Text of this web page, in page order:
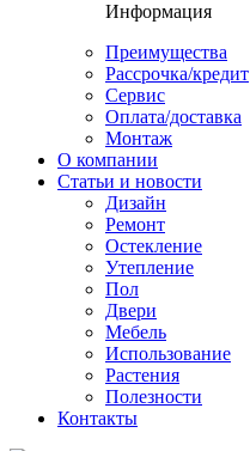
Информация
Преимущества
Рассрочка/кредит
Сервис
Оплата/доставка
Монтаж
О компании
Статьи и новости
Дизайн
Ремонт
Остекление
Утепление
Пол
Двери
Мебель
Использование
Растения
Полезности
Контакты